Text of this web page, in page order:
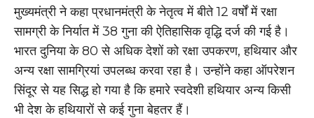
मुख्यमंत्री ने कहा प्रधानमंत्री के नेतृत्व में बीते 12 वर्षों में रक्षा
सामग्री के निर्यात में 38 गुना की ऐतिहासिक वृद्धि दर्ज की गई है।
भारत दुनिया के 80 से अधिक देशों को रक्षा उपकरण, हथियार और
अन्य रक्षा सामग्रियां उपलब्ध करवा रहा है। उन्होंने कहा ऑपरेशन
सिंदूर से यह सिद्ध हो गया है कि हमारे स्वदेशी हथियार अन्य किसी
भी देश के हथियारों से कई गुना बेहतर हैं।